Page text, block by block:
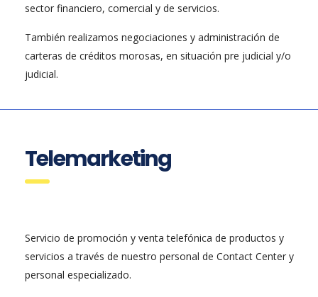
sector financiero, comercial y de servicios.
También realizamos negociaciones y administración de
carteras de créditos morosas, en situación pre judicial y/o
judicial.
Telemarketing
Servicio de promoción y venta telefónica de productos y
servicios a través de nuestro personal de Contact Center y
personal especializado.